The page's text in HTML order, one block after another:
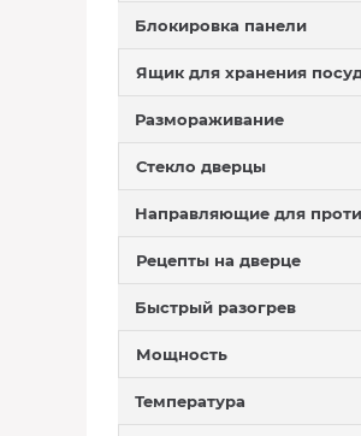
Блокировка панели
Ящик для хранения
Размораживание
Стекло дверцы
Направляющие для
Рецепты на дверце
Быстрый разогрев
Мощность
Температура